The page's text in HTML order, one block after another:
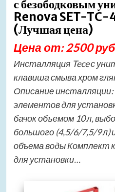
с безободковым
Renova SET-
(Лучшая цена)
Цена от: 2500
Инсталляция Tece с
клавиша смыва хром
Описание
элементов для
бачок объемом 10 л,
большого (4,5/6/7,5/9 л)
объема воды Комплект
для установки…